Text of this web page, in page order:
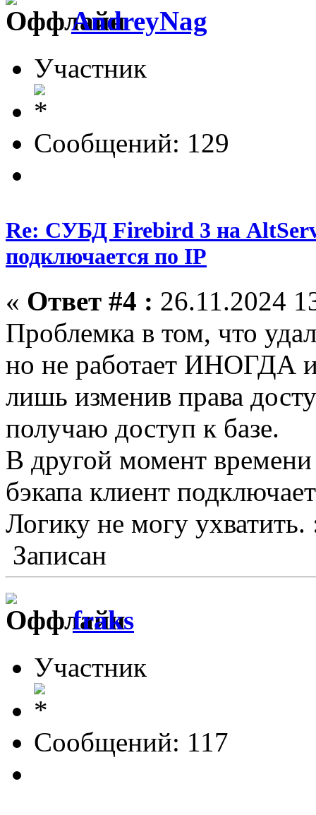
AndreyNag
Участник
Сообщений: 129
Re: СУБД Firebird 3 на
подключается по IP
« Ответ #4 : 26.11.2024
Проблемка в том, что
но не работает ИНОГДА
лишь изменив права
получаю доступ к базе.
В другой момент времени
бэкапа клиент
Логику не могу ухватить.
Записан
fraks
Участник
Сообщений: 117